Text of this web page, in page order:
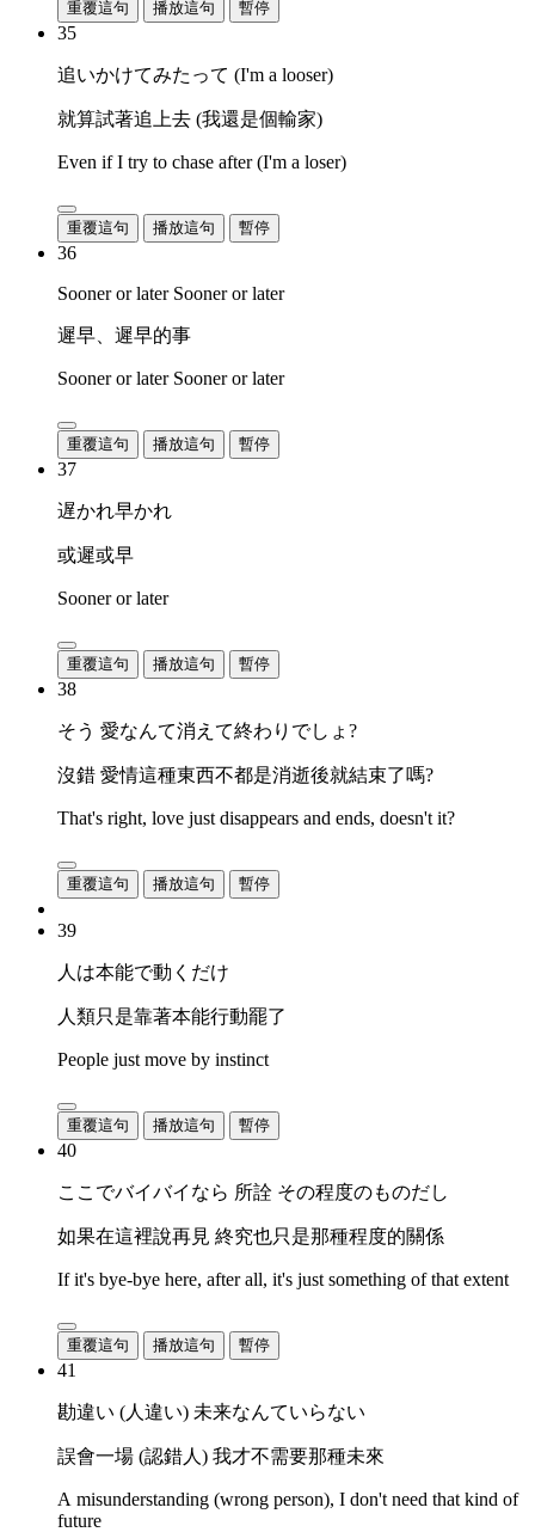
重覆這句 播放這句 暫停
35
追いかけてみたって (I'm a looser)
就算試著追上去 (我還是個輸家)
Even if I try to chase after (I'm a loser)
重覆這句 播放這句 暫停
36
Sooner or later Sooner or later
遲早、遲早的事
Sooner or later Sooner or later
重覆這句 播放這句 暫停
37
遅かれ早かれ
或遲或早
Sooner or later
重覆這句 播放這句 暫停
38
そう 愛なんて消えて終わりでしょ?
沒錯 愛情這種東西不都是消逝後就結束了嗎?
That's right, love just disappears and ends, doesn't it?
重覆這句 播放這句 暫停
39
人は本能で動くだけ
人類只是靠著本能行動罷了
People just move by instinct
重覆這句 播放這句 暫停
40
ここでバイバイなら 所詮 その程度のものだし
如果在這裡說再見 終究也只是那種程度的關係
If it's bye-bye here, after all, it's just something of that extent
重覆這句 播放這句 暫停
41
勘違い (人違い) 未来なんていらない
誤會一場 (認錯人) 我才不需要那種未來
A misunderstanding (wrong person), I don't need that kind of
future